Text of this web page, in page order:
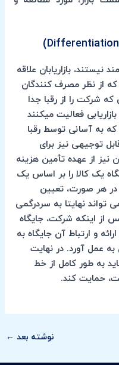
نیستند، بازاریابان علاقه
از نظر مصرف کنندگان
شرکت را از رقبا جدا
فعالیت میکنند
که به آسانی توسط رقبا
توجیهی نیز برای
نیز از عهده تأمین هزینه
یک کالا را بر اساس یک
در هر صورت، تعیین
نهایتا به سردرگمی
از اینکه شرکت، جایگاه
و ارتباط آن جایگاه به
عمل آورد. در نهایت
به طور کامل از خط
حمایت کند.
نوشته بعد ←